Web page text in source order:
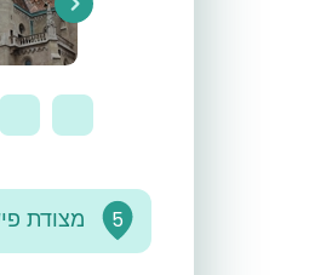
Next
5 מצודת